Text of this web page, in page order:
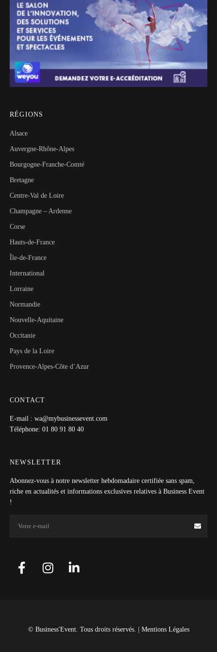
RÉGIONS
Alsace
Auvergne-Rhône-Alpes
Bourgogne-Franche-Comté
Bretagne
Centre-Val de Loire
Champagne – Ardenne
Corse
Hauts-de-France
Île-de-France
International
Lorraine
Normandie
Nouvelle-Aquitaine
Occitanie
Pays de la Loire
Provence-Alpes-Côte d’Azur
CONTACT
E-mail : wa@mybusinessevent.com
Téléphone: 01 80 91 80 40
NEWSLETTER
Abonnez-vous à notre newsletter hebdomadaire certifiée sans spam,
riche en actualités et informations exclusives relatives à Business Event
!
© Business'Event. Tous droits réservés. | Mentions Légales